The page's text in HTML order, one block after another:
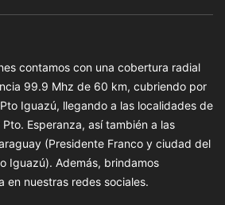
contamos con una cobertura radial
99.9 Mhz de 60 km, cubriendo por
Iguazú, llegando a las localidades de
Esperanza, así también a las
(Presidente Franco y ciudad del
Iguazú). Además, brindamos
en nuestras redes sociales.